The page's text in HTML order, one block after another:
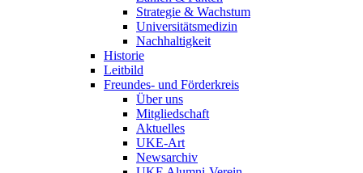
Strategie & Wachstum
Universitätsmedizin
Nachhaltigkeit
Historie
Leitbild
Freundes- und Förderkreis
Über uns
Mitgliedschaft
Aktuelles
UKE-Art
Newsarchiv